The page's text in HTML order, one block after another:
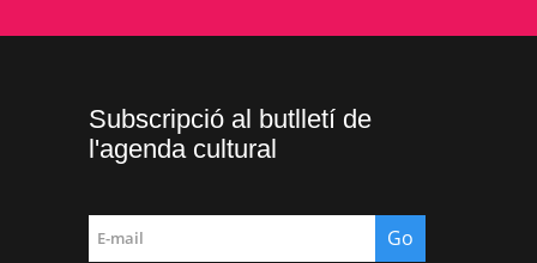
Subscripció al butlletí de
l'agenda cultural